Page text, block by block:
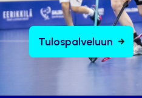
Tulospalveluun